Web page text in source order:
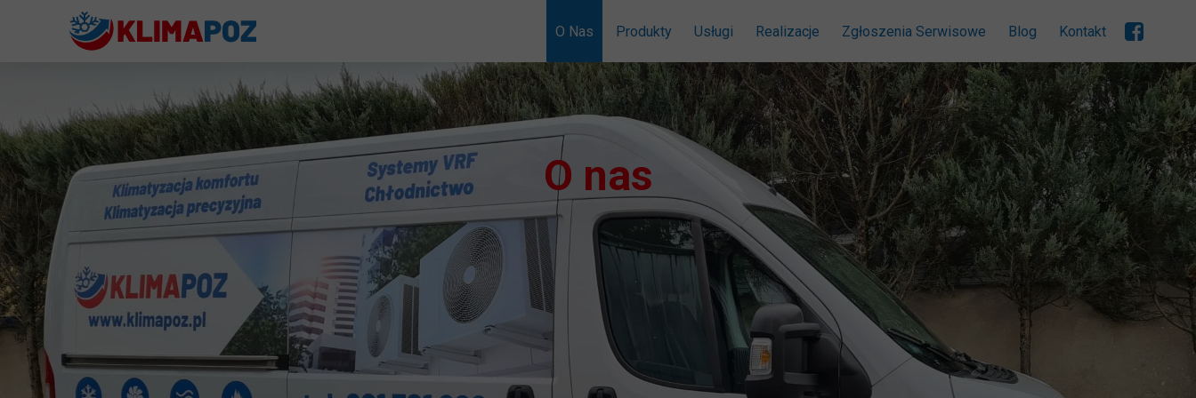
O Nas Produkty
Klimatyzacja Split i Multi Split
Klimatyzacja precyzyjna
Systemy klimatyzacyjne VRF
Agregaty wody lodowej
Centrale wentylacyjne
Pompy ciepła
Usługi
Montaż urządzeń
Serwis i naprawa
Realizacje Zgłoszenia Serwisowe Blog Kontakt
O nas